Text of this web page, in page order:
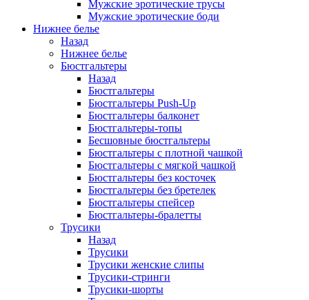
Мужские эротические трусы
Мужские эротические боди
Нижнее белье
Назад
Нижнее белье
Бюстгальтеры
Назад
Бюстгальтеры
Бюстгальтеры Push-Up
Бюстгальтеры балконет
Бюстгальтеры-топы
Бесшовные бюстгальтеры
Бюстгальтеры с плотной чашкой
Бюстгальтеры с мягкой чашкой
Бюстгальтеры без косточек
Бюстгальтеры без бретелек
Бюстгальтеры спейсер
Бюстгальтеры-бралетты
Трусики
Назад
Трусики
Трусики женские слипы
Трусики-стринги
Трусики-шорты